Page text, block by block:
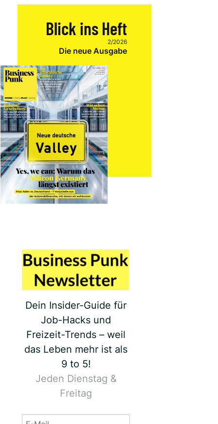
Blick ins Heft
2/2026
Die neue Ausgabe
Dein Insider-Guide für
Job-Hacks und
Freizeit-Trends – weil
das Leben mehr ist als
9 to 5!
Jeden Dienstag &
Freitag